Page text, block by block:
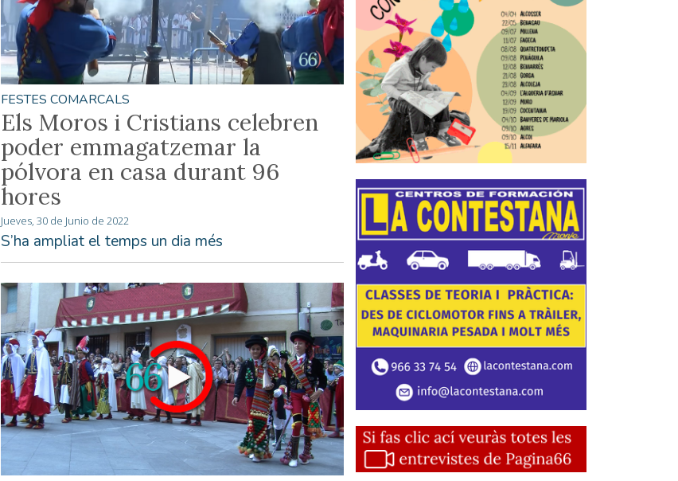
FESTES COMARCALS
Els Moros i Cristians celebren
poder emmagatzemar la
pólvora en casa durant 96
hores
Jueves, 30 de Junio de 2022
S’ha ampliat el temps un dia més